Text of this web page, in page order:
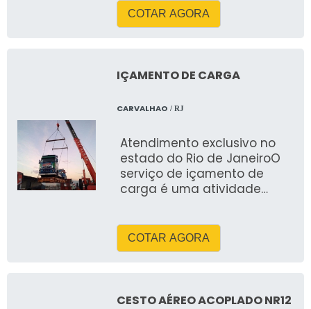
COTAR AGORA
IÇAMENTO DE CARGA
CARVALHAO / RJ
Atendimento exclusivo no
estado do Rio de JaneiroO
serviço de içamento de
carga é uma atividade
COTAR AGORA
CESTO AÉREO ACOPLADO NR12